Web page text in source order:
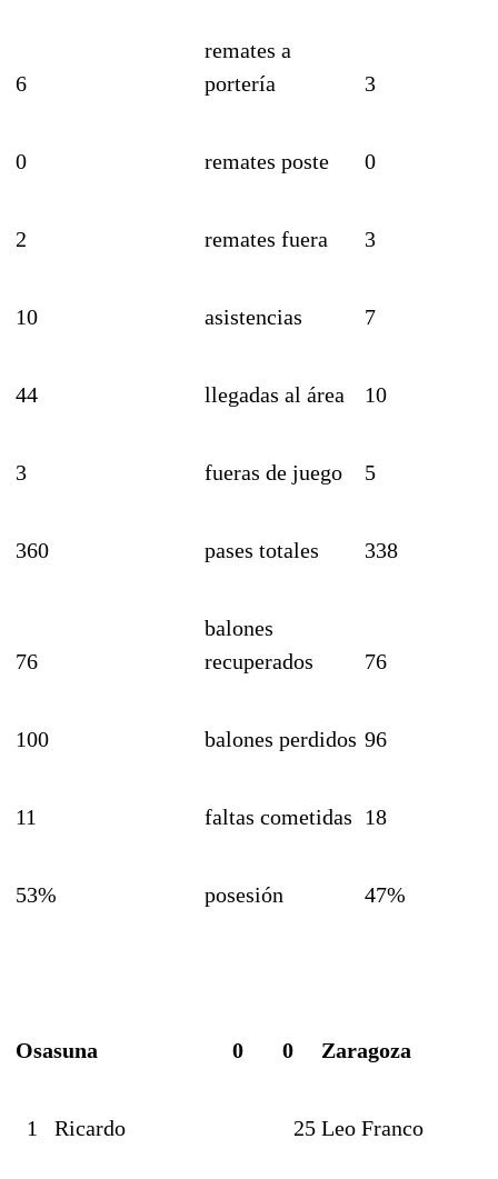
6
remates a
portería
3
0 remates poste 0
2 remates fuera 3
10 asistencias 7
44 llegadas al área 10
3 fueras de juego 5
360 pases totales 338
76
balones
recuperados
76
100 balones perdidos 96
11 faltas cometidas 18
53% posesión 47%
Osasuna 0 0 Zaragoza
1 Ricardo 25 Leo Franco